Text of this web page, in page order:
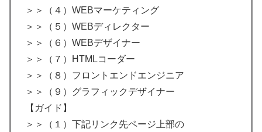
＞＞（４）WEBマーケティング
＞＞（５）WEBディレクター
＞＞（６）WEBデザイナー
＞＞（７）HTMLコーダー
＞＞（８）フロントエンドエンジニア
＞＞（９）グラフィックデザイナー
【ガイド】
＞＞（１）下記リンク先ページ上部の